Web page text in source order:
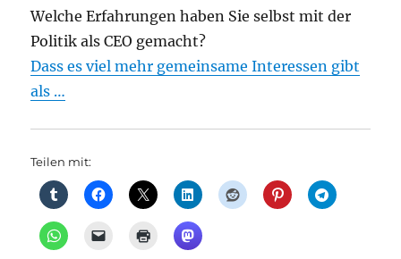
Welche Erfahrungen haben Sie selbst mit der
Politik als CEO gemacht?
Dass es viel mehr gemeinsame Interessen gibt
als …
Teilen mit: